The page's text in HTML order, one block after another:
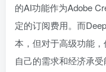
的AI功能作为Adobe
定的订阅费用。而
本，但对于高级功能
自己的需求和经济承受